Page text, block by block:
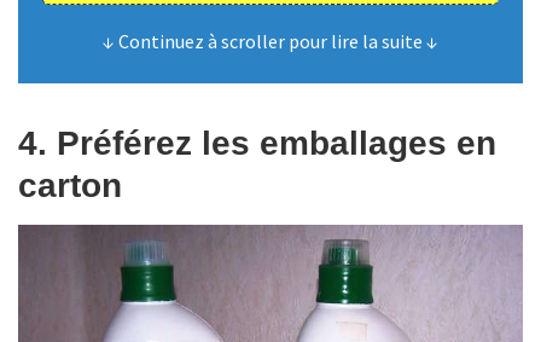
↓ Continuez à scroller pour lire la suite ↓
4. Préférez les emballages en
carton